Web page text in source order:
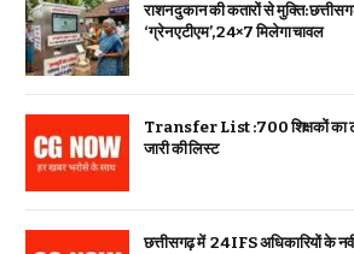
राशन दुकान की कतारों से मुक्ति:
‘ग्रेन एटीएम’, 24×7 मिलेगा चावल
Transfer List :700 शिक्षकों का
जारी की लिस्ट
छत्तीसगढ़ में 24 IFS अधिकारियों के